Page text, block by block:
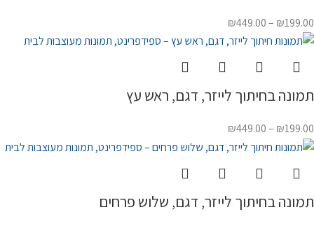
₪199.00
–
₪449.00
תמונה בחיתוך לייזר, דגם, ראש עץ
₪199.00
–
₪449.00
תמונה בחיתוך לייזר, דגם, שלוש פרחים